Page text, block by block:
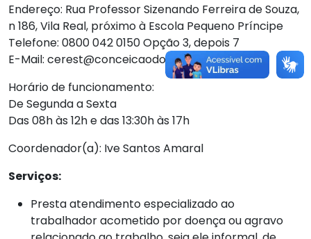
Endereço: Rua Professor Sizenando Ferreira de Souza,
n 186, Vila Real, próximo à Escola Pequeno Príncipe
Telefone: 0800 042 0150 Opção 3, depois 7
E-Mail: cerest@conceicaodocoite.ba.gov.br
Horário de funcionamento:
De Segunda a Sexta
Das 08h às 12h e das 13:30h às 17h
Coordenador(a): Ive Santos Amaral
Serviços:
Presta atendimento especializado ao
trabalhador acometido por doença ou agravo